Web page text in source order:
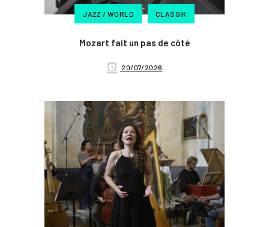
JAZZ / WORLD CLASSIK
Mozart fait un pas de côté
20/07/2026